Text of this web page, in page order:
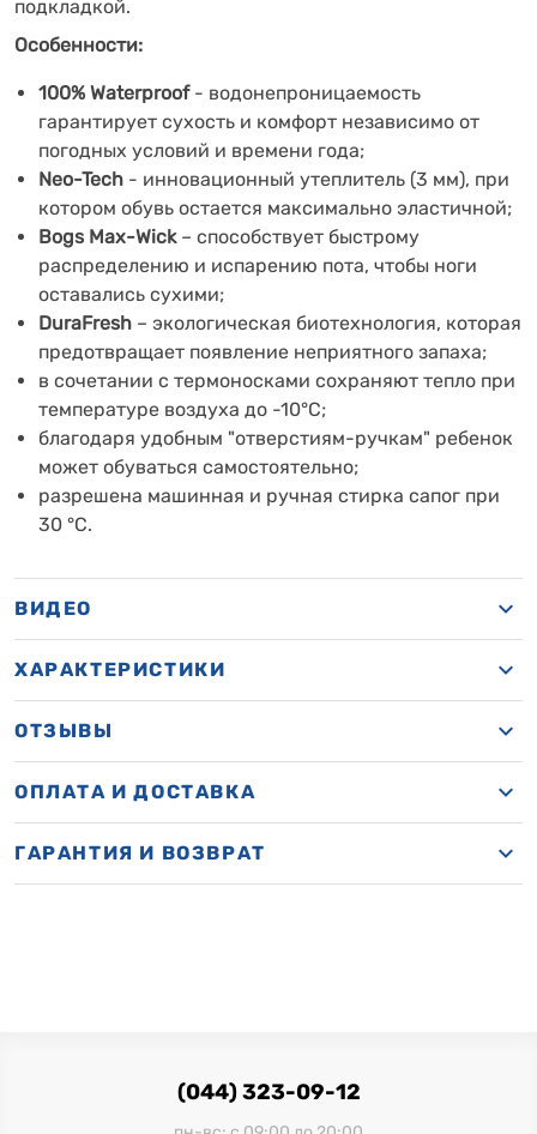
подкладкой.
Особенности:
100% Waterproof- водонепроницаемость
гарантирует сухость и комфорт независимо от
погодных условий и времени года;
Neo-Tech - инновационный утеплитель (3 мм), при
котором обувь остается максимально эластичной;
Bogs Max-Wick– способствует быстрому
распределению и испарению пота, чтобы ноги
оставались сухими;
DuraFresh – экологическая биотехнология, которая
предотвращает появление неприятного запаха;
в сочетании с термоносками сохраняют тепло при
температуре воздуха до -10°С;
благодаря удобным "отверстиям-ручкам" ребенок
может обуваться самостоятельно;
разрешена машинная и ручная стирка сапог при
30 °C.
ВИДЕО
ХАРАКТЕРИСТИКИ
ОТЗЫВЫ
ОПЛАТА И ДОСТАВКА
ГАРАНТИЯ И ВОЗВРАТ
(044) 323-09-12